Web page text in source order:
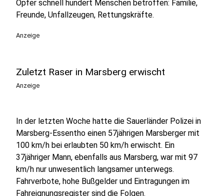
Opfer schnell hundert Menschen betroffen: Familie,
Freunde, Unfallzeugen, Rettungskräfte.
Anzeige
Zuletzt Raser in Marsberg erwischt
Anzeige
In der letzten Woche hatte die Sauerländer Polizei in
Marsberg-Essentho einen 57jährigen Marsberger mit
100 km/h bei erlaubten 50 km/h erwischt. Ein
37jähriger Mann, ebenfalls aus Marsberg, war mit 97
km/h nur unwesentlich langsamer unterwegs.
Fahrverbote, hohe Bußgelder und Eintragungen im
Fahreignungsregister sind die Folgen.